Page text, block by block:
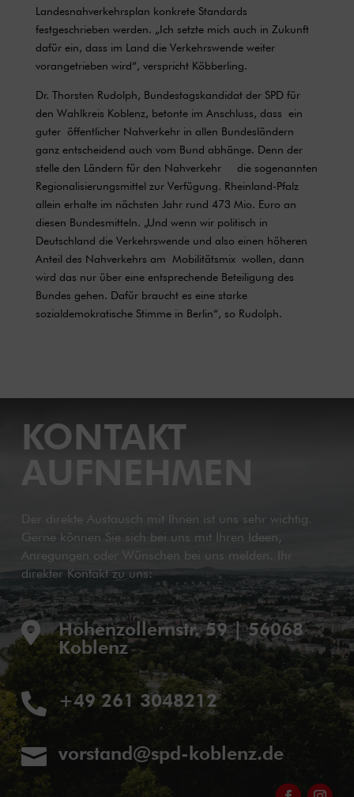
Landesnahverkehrsplan konkrete Standards
festgeschrieben werden. „Ich setzte mich auch in Zukunft
dafür ein, dass im Land die Verkehrswende weiter
vorangetrieben wird“, verspricht Köbberling.
Dr. Thorsten Rudolph, Bundestagskandidat der SPD für
den Wahlkreis Koblenz, betonte im Anschluss, dass ein
guter öffentlicher Nahverkehr in allen Bundesländern
ganz entscheidend auch vom Bund abhänge. Denn der
stelle den Ländern für den Nahverkehr die sogenannten
Regionalisierungsmittel zur Verfügung. Rheinland-Pfalz
allein erhalte im nächsten Jahr rund 473 Mio. Euro an
diesen Bundesmitteln. „Und wenn wir politisch in
Deutschland die Verkehrswende und also einen höheren
Anteil des Nahverkehrs am Mobilitätsmix wollen, dann
wird das nur über eine entsprechende Beteiligung des
Bundes gehen. Dafür braucht es eine starke
sozialdemokratische Stimme in Berlin“, so Rudolph.
KONTAKT
AUFNEHMEN
Der direkte Austausch mit Ihnen ist uns sehr wichtig.
Gerne können Sie sich bei uns mit Ihren Ideen,
Anregungen oder Wünschen bei uns melden. Ihr
direkter Kontakt zu uns:

Hohenzollernstr. 59 | 56068
Koblenz
 +49 261 3048212
 vorstand@spd-koblenz.de